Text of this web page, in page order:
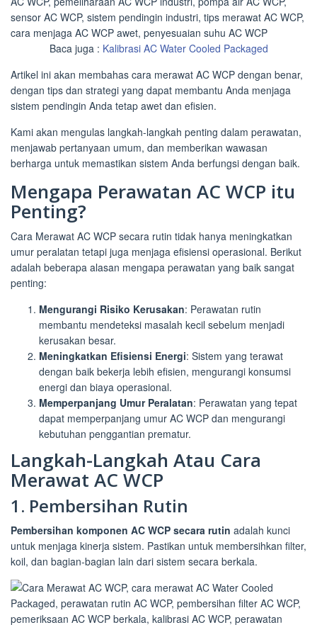
Baca juga : Kalibrasi AC Water Cooled Packaged
Artikel ini akan membahas cara merawat AC WCP dengan benar,
dengan tips dan strategi yang dapat membantu Anda menjaga
sistem pendingin Anda tetap awet dan efisien.
Kami akan mengulas langkah-langkah penting dalam perawatan,
menjawab pertanyaan umum, dan memberikan wawasan
berharga untuk memastikan sistem Anda berfungsi dengan baik.
Mengapa Perawatan AC WCP itu
Penting?
Cara Merawat AC WCP secara rutin tidak hanya meningkatkan
umur peralatan tetapi juga menjaga efisiensi operasional. Berikut
adalah beberapa alasan mengapa perawatan yang baik sangat
penting:
Mengurangi Risiko Kerusakan: Perawatan rutin
membantu mendeteksi masalah kecil sebelum menjadi
kerusakan besar.
Meningkatkan Efisiensi Energi: Sistem yang terawat
dengan baik bekerja lebih efisien, mengurangi konsumsi
energi dan biaya operasional.
Memperpanjang Umur Peralatan: Perawatan yang tepat
dapat memperpanjang umur AC WCP dan mengurangi
kebutuhan penggantian prematur.
Langkah-Langkah Atau Cara
Merawat AC WCP
1. Pembersihan Rutin
Pembersihan komponen AC WCP secara rutin adalah kunci
untuk menjaga kinerja sistem. Pastikan untuk membersihkan filter,
koil, dan bagian-bagian lain dari sistem secara berkala.